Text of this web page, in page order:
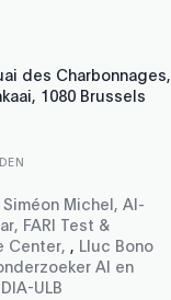
des Charbonnages,
1080 Brussels
Siméon Michel, AI-
FARI Test &
Center,, Lluc Bono
AI en
ULB